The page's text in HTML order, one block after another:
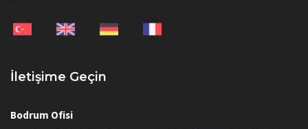
İletişime Geçin
Bodrum Ofisi